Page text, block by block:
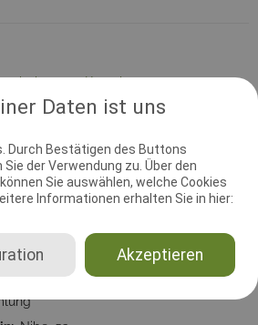
Daten ist uns
Durch Bestätigen des Buttons
der Verwendung zu. Über den
Sie auswählen, welche Cookies
Informationen erhalten Sie in hier:
Akzeptieren
Kontakt
04:00:00
00:00:00
00:00:00